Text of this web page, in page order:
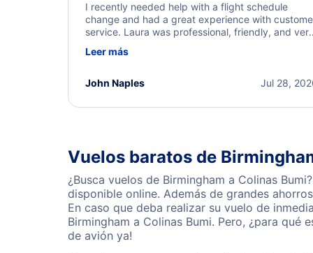
I recently needed help with a flight schedule
change and had a great experience with
service. Laura was professional, friendly, and very
a solution and kept me informed of the next steps.
Leer más
Jul 28,
John Naples
Vuelos baratos de
¿Busca vuelos de Birmingham a Colinas
disponible online. Además de grandes
En caso que deba realizar su vuelo de
Birmingham a Colinas Bumi. Pero, ¿para qué
de avión ya!